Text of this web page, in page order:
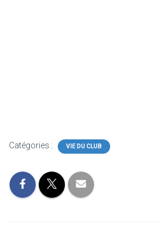
Catégories : VIE DU CLUB